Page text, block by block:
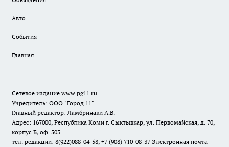
Авто
События
Главная
Сетевое издание www.pg11.ru
Учредитель: ООО "Город 11"
Главный редактор: Ламбринаки А.В.
Адрес: 167000, Республика Коми г. Сыктывкар, ул. Первомайская, д. 70,
корпус Б, оф. 503.
тел. редакции: 8(922)088-04-58, +7 (908) 710-08-37 Электронная почта